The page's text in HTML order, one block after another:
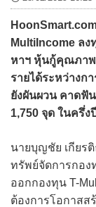
MultiIncome ล
หาฯ หุ้นกู้คุณภาพ
รายได้ระหว่างก
ยังผันผวน คาดฟั
1,750 จุด ในครึ่ง
นายบุญชัย เกียร
ทรัพย์จัดการกอง
ออกกองทุน T-
ต้องการโอกาสส